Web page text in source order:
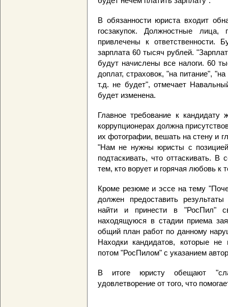
В обязанности юриста входит
госзакупок. Должностные
привлечены к ответственности.
зарплата 60 тысяч рублей.
будут начислены все налоги. 60
доплат, страховок, "на питание",
т.д. не будет", отмечает
будет изменена.
Главное требование к
коррупционерах должна
их фотографии, вешать на стену и
"Нам не нужны юристы с
подтаскивать, что оттаскивать.
тем, кто ворует и горячая любовь к
Кроме резюме и эссе на тему
должен предоставить
найти и принести в "РосПил"
находящуюся в стадии приема
общий план работ по данному
Находки кандидатов, которые
потом "РосПилом" с указанием
В итоге юристу обещают
удовлетворение от того, что